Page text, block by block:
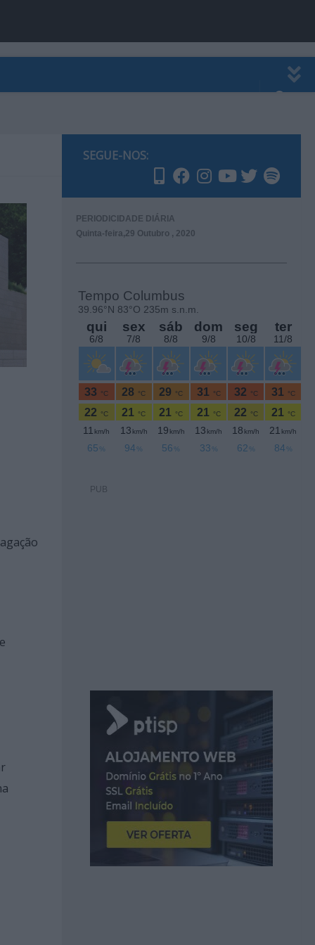
SEGUE-NOS:
PERIODICIDADE DIÁRIA
Quinta-feira,29 Outubro , 2020
PUB